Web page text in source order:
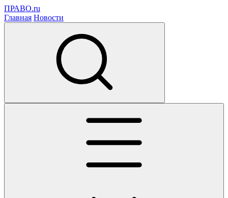
ПРАВО.ru
Главная Новости